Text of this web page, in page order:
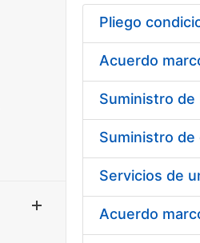
Show/Hide
Pliego
Acuerdo
Acuerdo